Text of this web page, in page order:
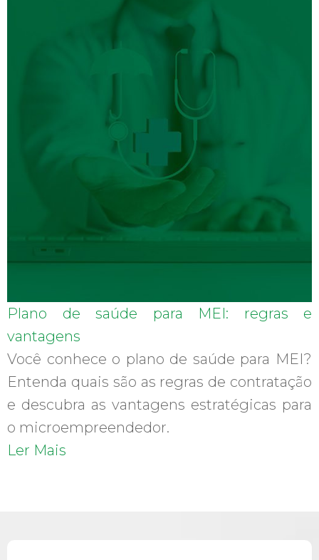
Plano de saúde para MEI: regras e
vantagens
Você conhece o plano de saúde para MEI?
Entenda quais são as regras de contratação
e descubra as vantagens estratégicas para
o microempreendedor.
Ler Mais